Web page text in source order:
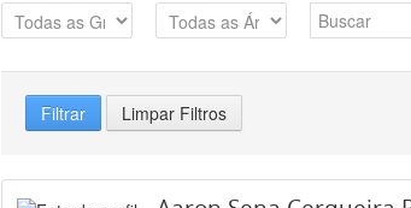
Filtrar Limpar Filtros